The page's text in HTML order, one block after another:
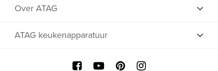
Over ATAG
ATAG keukenapparatuur